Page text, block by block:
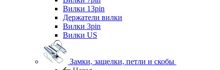
Вилки 13pin
Держатели вилки
Вилки 3pin
Вилки US
Замки, защелки, петли и скобы